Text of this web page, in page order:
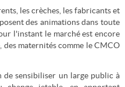
les crèches, les fabricants et
des animations dans toute
l'instant le marché est encore
maternités comme le CMCO
de sensibiliser un large public à